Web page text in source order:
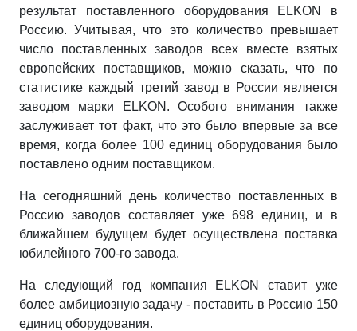
результат поставленного оборудования ELKON в
Россию. Учитывая, что это количество превышает
число поставленных заводов всех вместе взятых
европейских поставщиков, можно сказать, что по
статистике каждый третий завод в России является
заводом марки ELKON. Особого внимания также
заслуживает тот факт, что это было впервые за все
время, когда более 100 единиц оборудования было
поставлено одним поставщиком.
На сегодняшний день количество поставленных в
Россию заводов составляет уже 698 единиц, и в
ближайшем будущем будет осуществлена поставка
юбилейного 700-го завода.
На следующий год компания ELKON ставит уже
более амбициозную задачу - поставить в Россию 150
единиц оборудования.